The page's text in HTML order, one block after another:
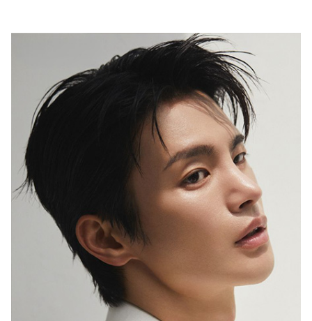
행복이 가득한 집
1987년 창간한 <행복이 가득한 집>은
‘생활을 디자인하면 행복이 더 커진다’는
캐치프레이즈 아래
국내외 대표 디자이너ㆍ작가ㆍ브랜드와 협업,
집을 매개로 한 ‘프리미엄 라이프스타일’을 선보이고 있습니다.